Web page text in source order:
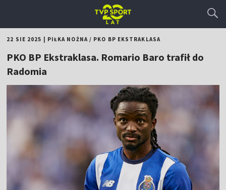
22 SIE 2025 PIŁKA NOŻNA/ PKO BP EKSTRAKLASA
PKO BP Ekstraklasa. Romario Baro trafił do
Radomia